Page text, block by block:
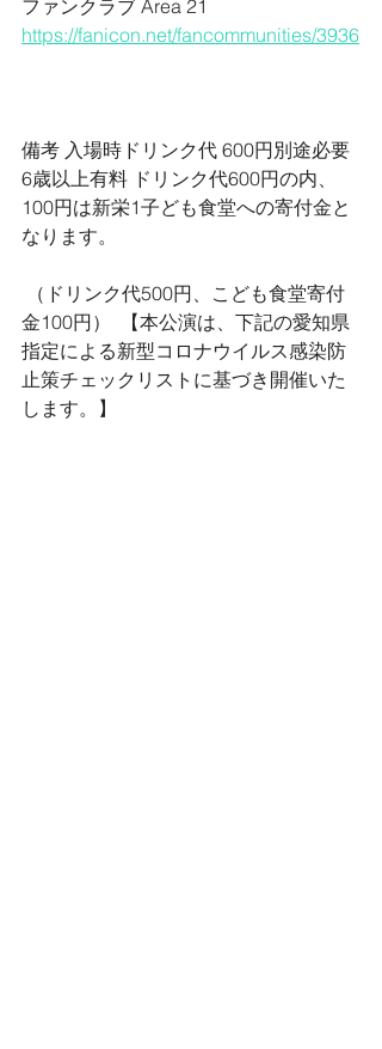
ファンクラブ Area 21
https://fanicon.net/fancommunities/3936
備考 入場時ドリンク代 600円別途必要
6歳以上有料 ドリンク代600円の内、
100円は新栄1子ども食堂への寄付金と
なります。
金100円）  【本公演は、下記の愛知県
指定による新型コロナウイルス感染防
止策チェックリストに基づき開催いた
します。】